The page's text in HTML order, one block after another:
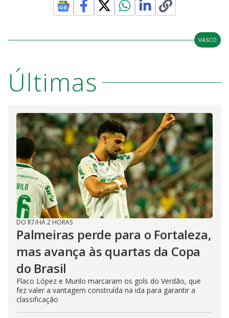
VASCO
Últimas
DO R7/HÁ 2 HORAS
Palmeiras perde para o Fortaleza,
mas avança às quartas da Copa
do Brasil
Flaco López e Murilo marcaram os gols do Verdão, que
fez valer a vantagem construída na ida para garantir a
classificação